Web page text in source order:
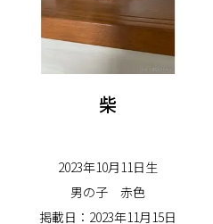
柴
2023年10月11日生
男の子
赤色
掲載日：2023年11月15日